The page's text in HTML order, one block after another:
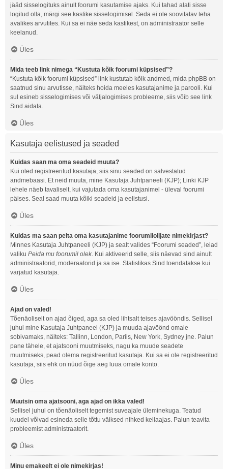
jääd sisselogituks ainult foorumi kasutamise ajaks. Kui tahad alati sisse
logitud olla, märgi see kastike sisselogimisel. Seda ei ole soovitatav teha
avalikes arvutites. Kui sa ei näe seda kastikest, on administraator selle
keelanud.
Üles
Mida teeb link nimega “Kustuta kõik foorumi küpsised”?
“Kustuta kõik foorumi küpsised” link kustutab kõik andmed, mida phpBB on
saatnud sinu arvutisse, näiteks hoida meeles kasutajanime ja parooli. Kui
sul esineb sisselogimises või väljalogimises probleeme, siis võib see link
Sind aidata.
Üles
Kasutaja eelistused ja seaded
Kuidas saan ma oma seadeid muuta?
Kui oled registreeritud kasutaja, siis sinu seaded on salvestatud
andmebaasi. Et neid muuta, mine Kasutaja Juhtpaneeli (KJP); Linki KJP
lehele näeb tavaliselt, kui vajutada oma kasutajanimel - üleval foorumi
päises. Seal saad muuta kõiki seadeid ja eelistusi.
Üles
Kuidas ma saan peita oma kasutajanime foorumilolijate nimekirjast?
Minnes Kasutaja Juhtpaneeli (KJP) ja sealt valides “Foorumi seaded”, leiad
valiku Peida mu foorumil olek. Kui aktiveerid selle, siis näevad sind ainult
administraatorid, moderaatorid ja sa ise. Statistikas Sind loendatakse kui
varjatud kasutaja.
Üles
Ajad on valed!
Tõenäoliselt on ajad õiged, aga sa oled lihtsalt teises ajavööndis. Sellisel
juhul mine Kasutaja Juhtpaneel (KJP) ja muuda ajavöönd omale
sobivamaks, näiteks: Tallinn, London, Pariis, New York, Sydney jne. Palun
pane tähele, et ajatsooni muutmiseks, nagu ka muude seadete
muutmiseks, pead olema registreeritud kasutaja. Kui sa ei ole registreeritud
kasutaja, siis ehk on nüüd õige aeg luua omale konto.
Üles
Muutsin oma ajatsooni, aga ajad on ikka valed!
Sellisel juhul on tõenäoliselt tegemist suveajale üleminekuga. Teatud
kuudel võivad esineda selle tõttu väiksed nihked kellaajas. Palun teavita
probleemist administraatorit.
Üles
Minu emakeelt ei ole nimekirjas!